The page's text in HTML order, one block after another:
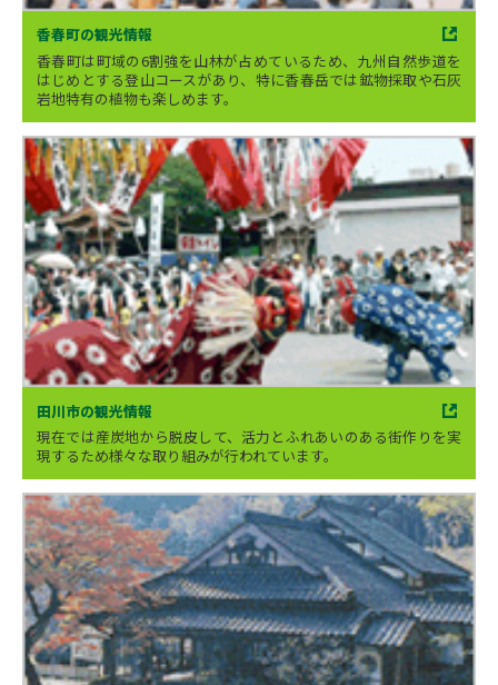
香春町の観光情報
香春町は町域の6割強を山林が占めているため、九州自然歩道を
はじめとする登山コースがあり、特に香春岳では鉱物採取や石灰
岩地特有の植物も楽しめます。
田川市の観光情報
現在では産炭地から脱皮して、活力とふれあいのある街作りを実
現するため様々な取り組みが行われています。